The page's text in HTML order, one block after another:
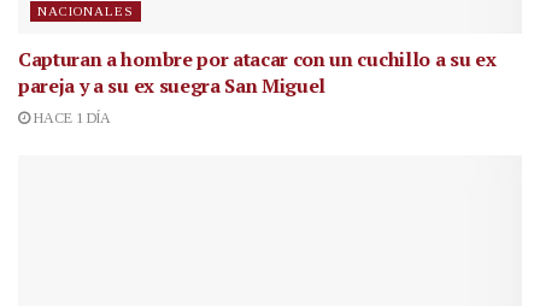
NACIONALES
Capturan a hombre por atacar con un cuchillo a su ex
pareja y a su ex suegra San Miguel
HACE 1 DÍA